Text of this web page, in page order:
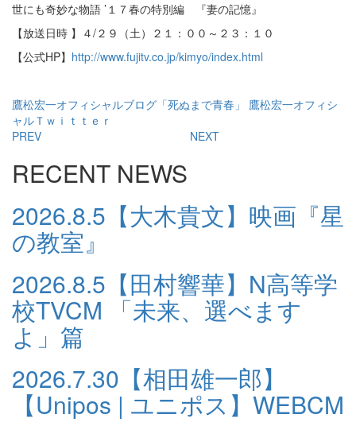
世にも奇妙な物語 ’１７春の特別編 『妻の記憶』
【放送日時 】４/２９（土）２１：００～２３：１０
【公式HP】 http://www.fujitv.co.jp/kimyo/index.html
鷹松宏一オフィシャルブログ「死ぬまで青春」
鷹松宏一オフィシ
ャルＴｗｉｔｔｅｒ
PREV
NEXT
RECENT NEWS
2026.8.5 【大木貴文】映画『星
の教室』
2026.8.5 【田村響華】N高等学
校TVCM 「未来、選べます
よ」篇
2026.7.30 【相田雄一郎】
【Unipos | ユニポス】WEBCM